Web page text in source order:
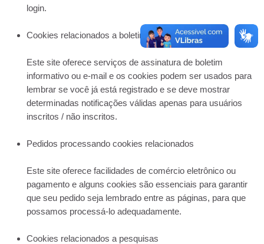
login.
Cookies relacionados a boletins por e-mail
Este site oferece serviços de assinatura de boletim
informativo ou e-mail e os cookies podem ser usados ​​para
lembrar se você já está registrado e se deve mostrar
determinadas notificações válidas apenas para usuários
inscritos / não inscritos.
Pedidos processando cookies relacionados
Este site oferece facilidades de comércio eletrônico ou
pagamento e alguns cookies são essenciais para garantir
que seu pedido seja lembrado entre as páginas, para que
possamos processá-lo adequadamente.
Cookies relacionados a pesquisas